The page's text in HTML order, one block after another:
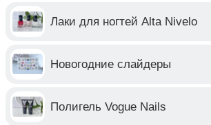
Лаки для ногтей Alta Nivelo
Новогодние слайдеры
Полигель Vogue Nails